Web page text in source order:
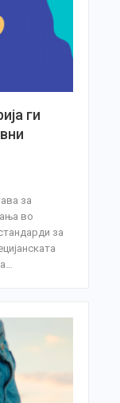
ги
за
во
за